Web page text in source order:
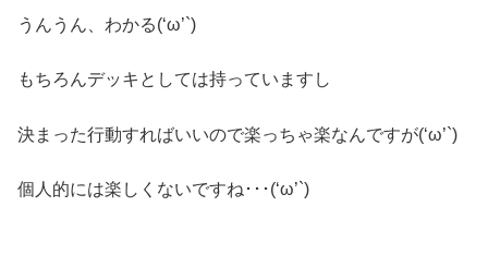
うんうん、わかる(‘ω’`)
もちろんデッキとしては持っていますし
決まった行動すればいいので楽っちゃ楽なんですが(‘ω’`)
個人的には楽しくないですね･･･(‘ω’`)